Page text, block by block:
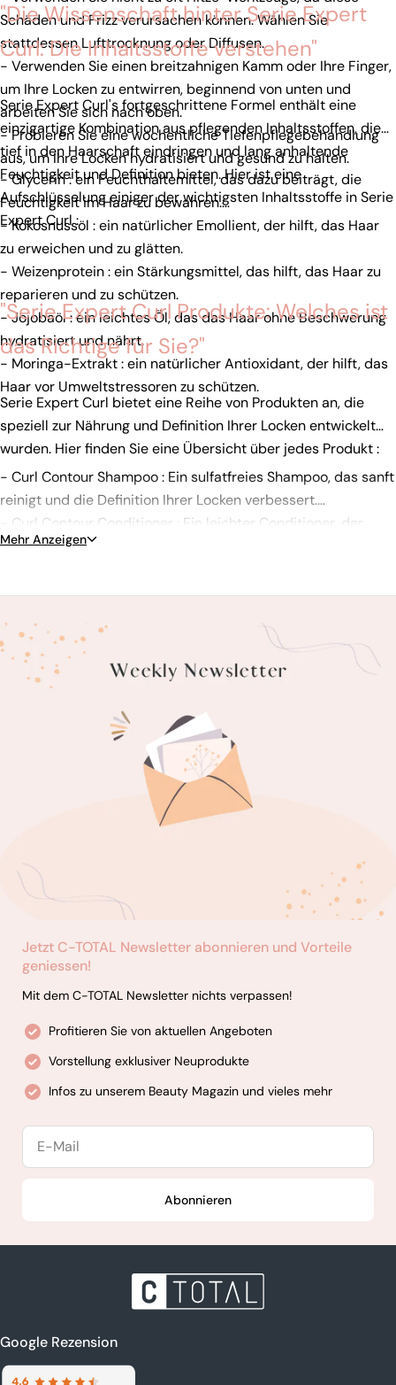
Schäden und Frizz verursachen können. Wählen Sie
stattdessen Lufttrocknung oder Diffusen.
- Verwenden Sie einen breitzahnigen Kamm oder Ihre Finger,
um Ihre Locken zu entwirren, beginnend von unten und
arbeiten Sie sich nach oben.
- Probieren Sie eine wöchentliche Tiefenpflegebehandlung
aus, um Ihre Locken hydratisiert und gesund zu halten.
"Die Wissenschaft hinter Serie Expert
Curl: Die Inhaltsstoffe verstehen"
Serie Expert Curl's fortgeschrittene Formel enthält eine
einzigartige Kombination aus pflegenden Inhaltsstoffen, die
tief in den Haarschaft eindringen und lang anhaltende
Feuchtigkeit und Definition bieten. Hier ist eine
Aufschlüsselung einiger der wichtigsten Inhaltsstoffe in Serie
Expert Curl :
- Glycerin : ein Feuchthaltemittel, das dazu beiträgt, die
Feuchtigkeit im Haar zu bewahren.
- Kokosnussöl : ein natürlicher Emollient, der hilft, das Haar
zu erweichen und zu glätten.
- Weizenprotein : ein Stärkungsmittel, das hilft, das Haar zu
reparieren und zu schützen.
- Jojobaöl : ein leichtes Öl, das das Haar ohne Beschwerung
hydratisiert und nährt.
- Moringa-Extrakt : ein natürlicher Antioxidant, der hilft, das
Haar vor Umweltstressoren zu schützen.
"Serie Expert Curl Produkte: Welches ist
das Richtige für Sie?"
Serie Expert Curl bietet eine Reihe von Produkten an, die
speziell zur Nährung und Definition Ihrer Locken entwickelt
wurden. Hier finden Sie eine Übersicht über jedes Produkt :
- Curl Contour Shampoo : Ein sulfatfreies Shampoo, das sanft
reinigt und die Definition Ihrer Locken verbessert.
- Curl Contour Conditioner : Ein leichter Conditioner, der
Locken entwirrt und pflegt.
hydratisiert und stärkt.
Locken definiert und verbessert, ohne sie zu beschweren.
- Curl Contour Spray : Ein Leave-In Spray, das Volumen und
Textur zu Locken hinzufügt.
Mehr Anzeigen
Jetzt C-TOTAL Newsletter abonnieren und Vorteile
geniessen!
Mit dem C-TOTAL Newsletter nichts verpassen!
Profitieren Sie von aktuellen Angeboten
Vorstellung exklusiver Neuprodukte
Infos zu unserem Beauty Magazin und vieles mehr
E-
Abonnieren
Google Rezension